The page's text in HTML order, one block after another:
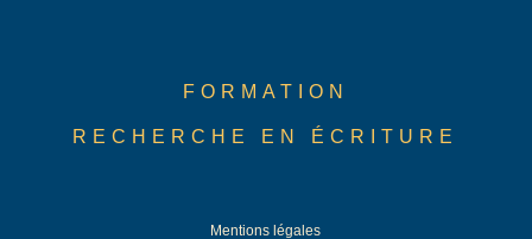
FORMATION
RECHERCHE EN ÉCRITURE
Mentions légales